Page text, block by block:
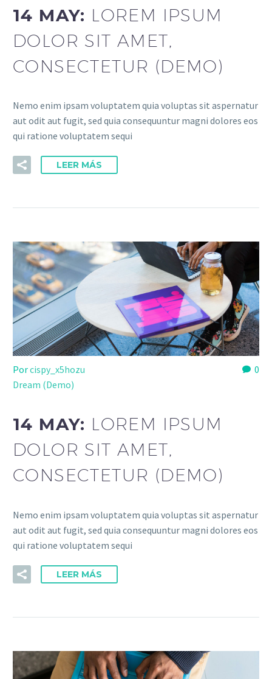
14 MAY: LOREM IPSUM
DOLOR SIT AMET,
CONSECTETUR (DEMO)
Nemo enim ipsam voluptatem quia voluptas sit aspernatur
aut odit aut fugit, sed quia consequuntur magni dolores eos
qui ratione voluptatem sequi
LEER MÁS
0
Porcispy_x5hozu
Dream (Demo)
14 MAY: LOREM IPSUM
DOLOR SIT AMET,
CONSECTETUR (DEMO)
Nemo enim ipsam voluptatem quia voluptas sit aspernatur
aut odit aut fugit, sed quia consequuntur magni dolores eos
qui ratione voluptatem sequi
LEER MÁS